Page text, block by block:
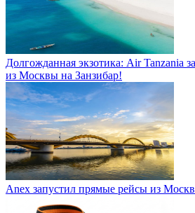
Долгожданная экзотика: Air Tanzania
из Москвы на Занзибар!
Anex запустил прямые рейсы из